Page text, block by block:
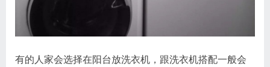
有的人家会选择在阳台放洗衣机，跟洗衣机搭配一般会